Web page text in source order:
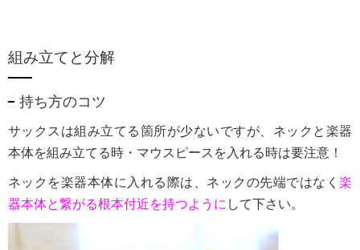
組み立てと分解
持ち方のコツ
サックスは組み立てる箇所が少ないですが、ネックと楽器
本体を組み立てる時・マウスピースを入れる時は要注意！
ネックを楽器本体に入れる際は、ネックの先端ではなく 楽
器本体と繋がる根本付近を持つように して下さい。